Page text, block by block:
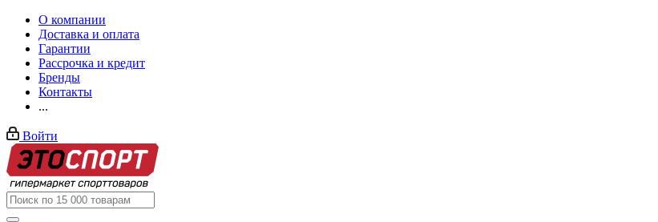
О компании
Доставка и оплата
Гарантии
Рассрочка и кредит
Бренды
Контакты
...
Войти